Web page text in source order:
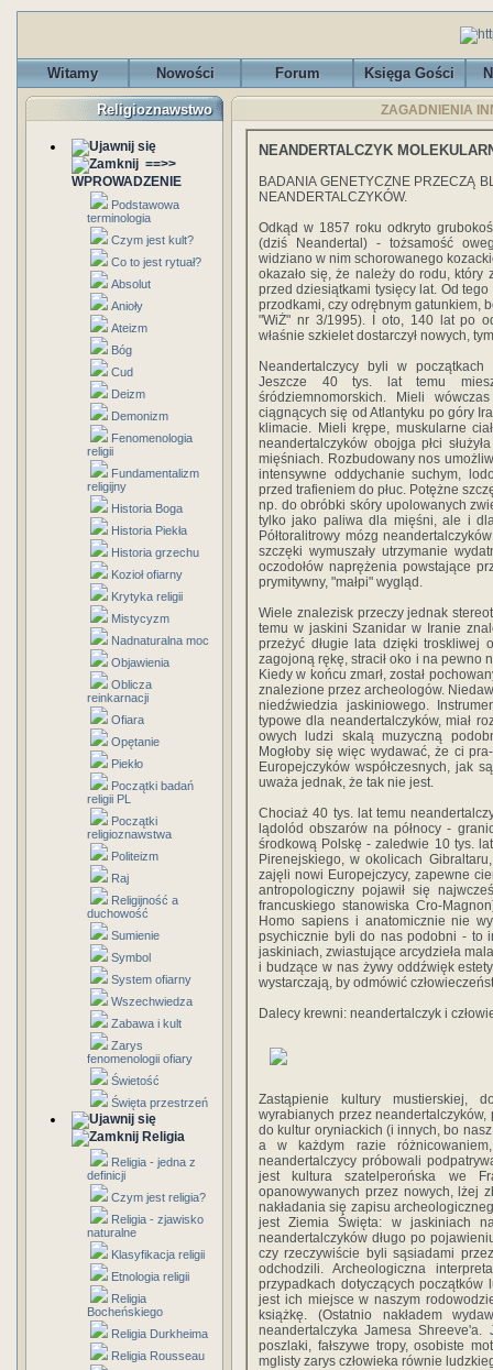
Witamy Nowości Forum Księga Gości
Religioznawstwo
==>>
WPROWADZENIE
Podstawowa
terminologia
Czym jest kult?
Co to jest rytuał?
Absolut
Anioły
Ateizm
Bóg
Cud
Deizm
Demonizm
Fenomenologia
religii
Fundamentalizm
religijny
Historia Boga
Historia Piekła
Historia grzechu
Kozioł ofiarny
Krytyka religii
Mistycyzm
Nadnaturalna moc
Objawienia
Oblicza
reinkarnacji
Ofiara
Opętanie
Piekło
Początki badań
religii PL
Początki
religioznawstwa
Politeizm
Raj
Religijność a
duchowość
Sumienie
Symbol
System ofiarny
Wszechwiedza
Zabawa i kult
Zarys
fenomenologii ofiary
Świetość
Święta przestrzeń
Religia
Religia - jedna z
definicji
Czym jest religia?
Religia - zjawisko
naturalne
Klasyfikacja religii
Etnologia religii
Religia
Bocheńskiego
Religia Durkheima
Religia Rousseau
ZAGADNIENIA
NEANDERTALCZYK
BADANIA GENETYCZNE PRZECZĄ
NEANDERTALCZYKÓW.
Odkąd w 1857 roku odkryto
(dziś Neandertal) - tożsamość
widziano w nim schorowanego
okazało się, że należy do rodu, który
przed dziesiątkami tysięcy lat. Od
przodkami, czy odrębnym gatunkiem,
"WiŻ" nr 3/1995). I oto, 140 lat po
właśnie szkielet dostarczył nowych,
Neandertalczycy byli w
Jeszcze 40 tys. lat temu
śródziemnomorskich. Mieli
ciągnących się od Atlantyku po góry
klimacie. Mieli krępe, muskularne
neandertalczyków obojga płci
mięśniach. Rozbudowany nos
intensywne oddychanie suchym,
przed trafieniem do płuc. Potężne
np. do obróbki skóry upolowanych
tylko jako paliwa dla mięśni, ale i
Półtoralitrowy mózg
szczęki wymuszały utrzymanie
oczodołów naprężenia powstające
prymitywny, "małpi" wygląd.
Wiele znalezisk przeczy jednak
temu w jaskini Szanidar w Iranie
przeżyć długie lata dzięki troskliwej
zagojoną rękę, stracił oko i na pewno
Kiedy w końcu zmarł, został
znalezione przez archeologów.
niedźwiedzia jaskiniowego.
typowe dla neandertalczyków, miał
owych ludzi skalą muzyczną
Mogłoby się więc wydawać, że ci
Europejczyków współczesnych, jak
uważa jednak, że tak nie jest.
Chociaż 40 tys. lat temu
lądolód obszarów na północy -
środkową Polskę - zaledwie 10 tys.
Pirenejskiego, w okolicach
zajęli nowi Europejczycy, zapewne
antropologiczny pojawił się
francuskiego stanowiska Cro-
Homo sapiens i anatomicznie nie
psychicznie byli do nas podobni - to
jaskiniach, zwiastujące arcydzieła
i budzące w nas żywy oddźwięk
wystarczają, by odmówić
Dalecy krewni: neandertalczyk i
Zastąpienie kultury mustierskiej,
wyrabianych przez
do kultur oryniackich (i innych, bo
a w każdym razie
neandertalczycy próbowali
jest kultura szatelperońska we
opanowywanych przez nowych, lżej
nakładania się zapisu
jest Ziemia Święta: w jaskiniach
neandertalczyków długo po
czy rzeczywiście byli sąsiadami
odchodzili. Archeologiczna
przypadkach dotyczących
jest ich miejsce w naszym
książkę. (Ostatnio nakładem
neandertalczyka Jamesa
poszlaki, fałszywe tropy, osobiste
mglisty zarys człowieka równie